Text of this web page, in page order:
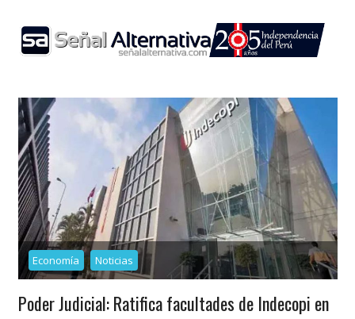
content
Economía Noticias
Poder Judicial: Ratifica facultades de Indecopi en